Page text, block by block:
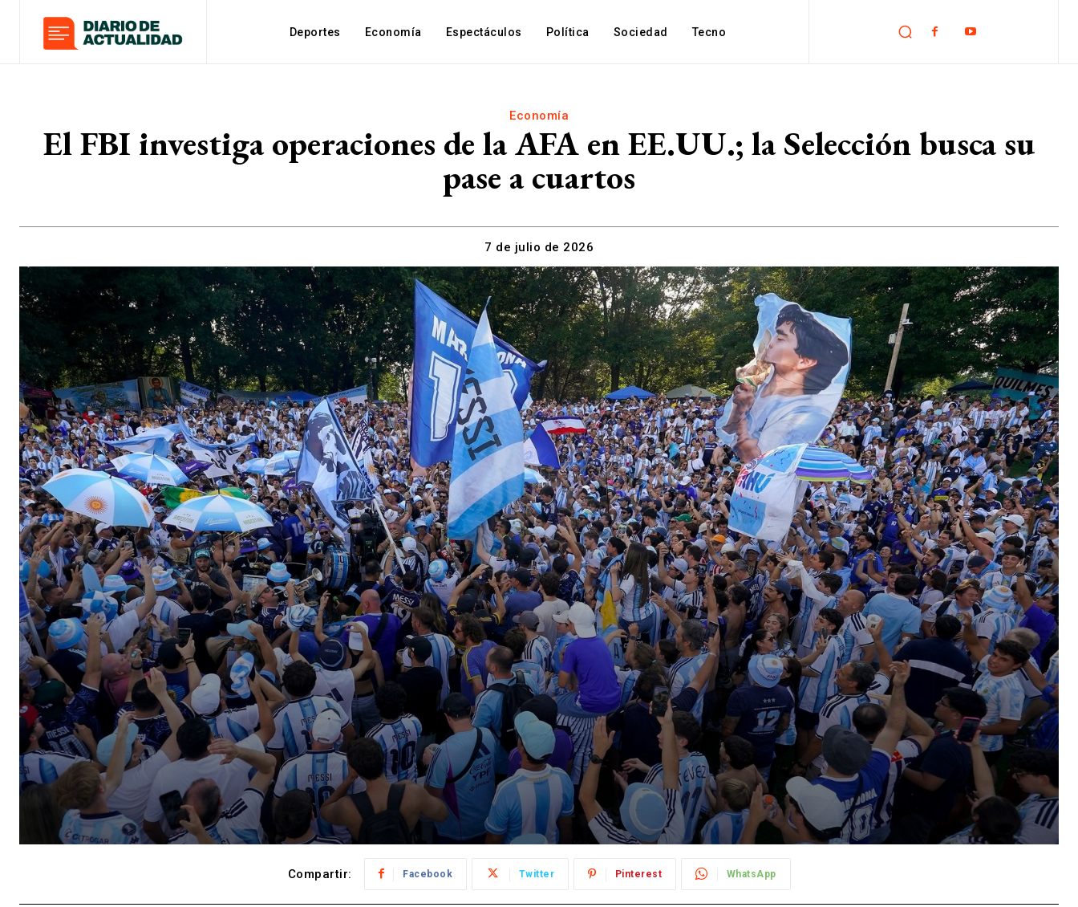
Deportes Economía Espectáculos Política Sociedad Tecno
Economía
El FBI investiga operaciones de la AFA en EE.UU.; la Selección busca su
pase a cuartos
7 de julio de 2026
Compartir: Facebook Twitter Pinterest WhatsApp